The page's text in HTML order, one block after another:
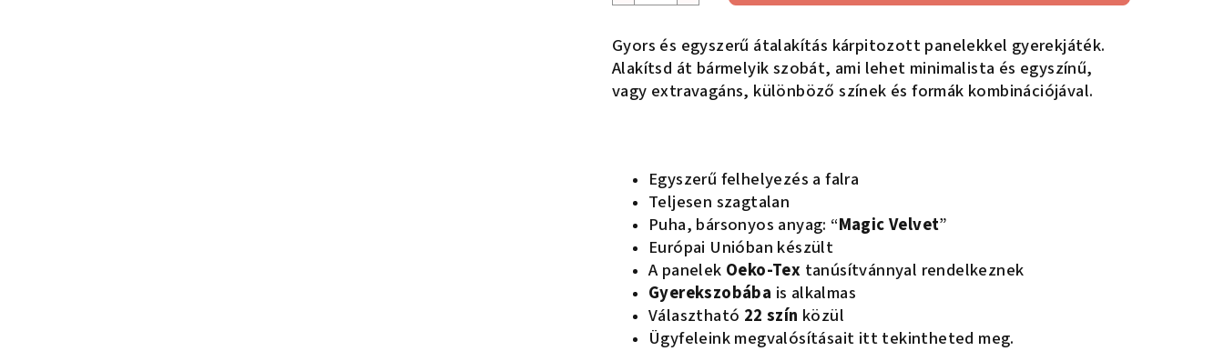
Gyors és egyszerű átalakítás kárpitozott panelekkel gyerekjáték.
Alakítsd át bármelyik szobát, ami lehet minimalista és egyszínű,
vagy extravagáns, különböző színek és formák kombinációjával.
Egyszerű felhelyezés a falra
Teljesen szagtalan
Puha, bársonyos anyag: “Magic Velvet”
Európai Unióban készült
A panelek Oeko-Tex tanúsítvánnyal rendelkeznek
Gyerekszobába is alkalmas
Választható 22 szín közül
Ügyfeleink megvalósításait itt tekintheted meg.